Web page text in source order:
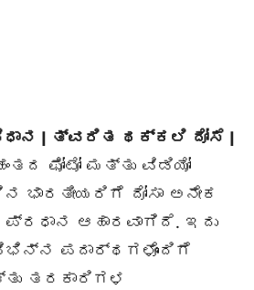
| ತ್ವರಿತ ಥಕ್ಕಲಿ ದೋಸೆ |
ಫೋಟೋ ಮತ್ತು ವಿಡಿಯೋ
ಭಾರತೀಯರಿಗೆ ದೋಸಾ ಅನೇಕ
ಆಹಾರವಾಗಿದೆ. ಇದು
ಪದಾರ್ಥಗಳೊಂದಿಗೆ
ತರಕಾರಿಗಳ